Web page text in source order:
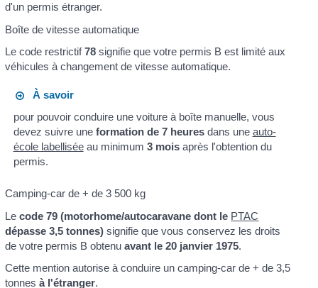
d'un permis étranger.
Boîte de vitesse automatique
Le code restrictif78 signifie que votre permis B est limité aux
véhicules à changement de vitesse automatique.
À savoir
pour pouvoir conduire une voiture à boîte manuelle, vous
devez suivre une formation de 7 heuresdans une auto-
école labelliséeau minimum 3 moisaprès l'obtention du
permis.
Camping-car de + de 3 500 kg
Lecode 79 (motorhome/autocaravane dont le PTAC
dépasse 3,5 tonnes) signifie que vous conservez les droits
de votre permis B obtenuavant le 20 janvier 1975.
Cette mention autorise à conduire un camping-car de + de 3,5
tonnesà l'étranger.